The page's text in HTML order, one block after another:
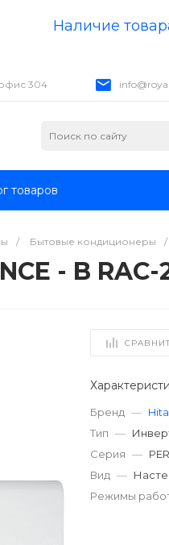
Наличие
304
товаров
/ Бытовые кондиционеры /
- B
Бренд —
Тип —
Серия —
Вид —
Режимы